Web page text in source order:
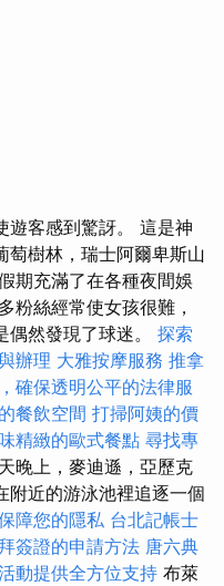
遊客感到驚訝。 這是神
萄樹林，瑞士阿爾卑斯山
期充滿了在各種夜間娛
粉絲經常使女孩很難，
然發現了球迷。 探索
辦理 大雅按摩服務 推拿
確保透明公平的法律服
餐飲空間 打掃阿姨的價
精緻的歐式餐點 尋找專
晚上，麥迪遜，亞歷克
附近的游泳池裡追逐一個
障您的隱私 台北記帳士
簽證的申請方法 唐六典
動提供全方位支持 布萊